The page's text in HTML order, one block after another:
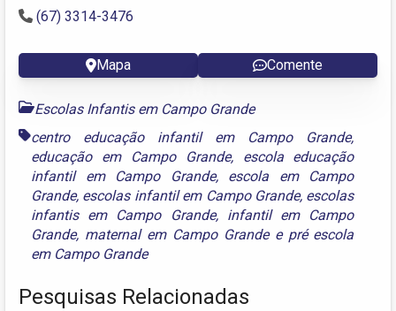
(67) 3314-3476
Mapa Comente
Escolas Infantis em Campo Grande
centro educação infantil em Campo Grande,
educação em Campo Grande, escola educação
infantil em Campo Grande, escola em Campo
Grande, escolas infantil em Campo Grande, escolas
infantis em Campo Grande, infantil em Campo
Grande, maternal em Campo Grandee pré escola
em Campo Grande
Pesquisas Relacionadas